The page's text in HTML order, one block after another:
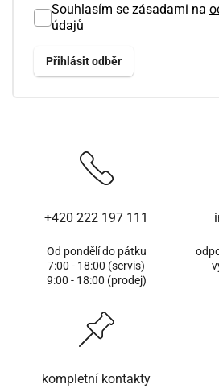
Souhlasím se zásadami na
údajů
+420 222 197 111
Od pondělí do pátku
7:00 - 18:00 (servis)
9:00 - 18:00 (prodej)
kompletní kontakty